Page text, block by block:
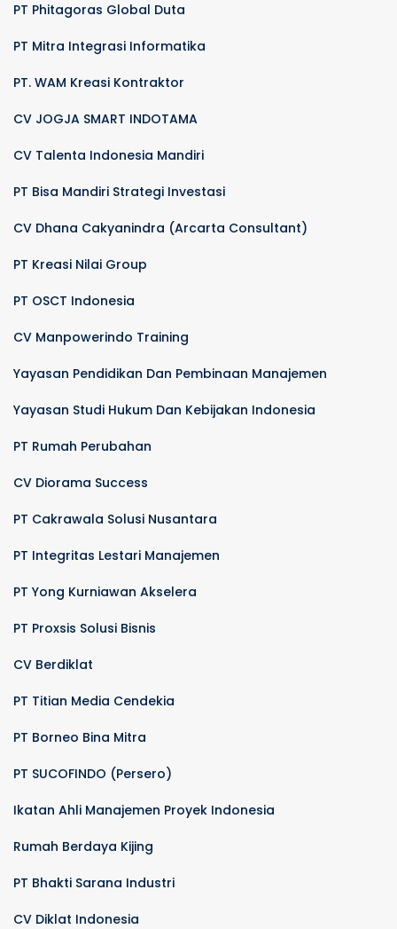
PT Phitagoras Global Duta
PT Mitra Integrasi Informatika
PT. WAM Kreasi Kontraktor
CV JOGJA SMART INDOTAMA
CV Talenta Indonesia Mandiri
PT Bisa Mandiri Strategi Investasi
CV Dhana Cakyanindra (Arcarta Consultant)
PT Kreasi Nilai Group
PT OSCT Indonesia
CV Manpowerindo Training
Yayasan Pendidikan Dan Pembinaan Manajemen
Yayasan Studi Hukum Dan Kebijakan Indonesia
PT Rumah Perubahan
CV Diorama Success
PT Cakrawala Solusi Nusantara
PT Integritas Lestari Manajemen
PT Yong Kurniawan Akselera
PT Proxsis Solusi Bisnis
CV Berdiklat
PT Titian Media Cendekia
PT Borneo Bina Mitra
PT SUCOFINDO (Persero)
Ikatan Ahli Manajemen Proyek Indonesia
Rumah Berdaya Kijing
PT Bhakti Sarana Industri
CV Diklat Indonesia